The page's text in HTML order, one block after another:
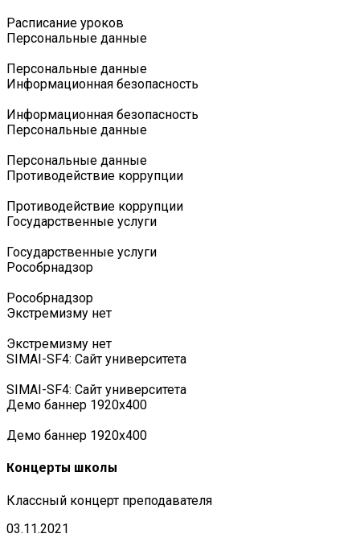
Расписание уроков
Персональные данные
Персональные данные
Информационная безопасность
Информационная безопасность
Персональные данные
Персональные данные
Противодействие коррупции
Противодействие коррупции
Государственные услуги
Государственные услуги
Роcобрнадзор
Роcобрнадзор
Экстремизму нет
Экстремизму нет
SIMAI-SF4: Сайт университета
SIMAI-SF4: Сайт университета
Демо баннер 1920х400
Демо баннер 1920х400
Концерты школы
Классный концерт преподавателя
03.11.2021